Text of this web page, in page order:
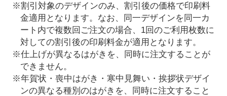
※割引対象のデザインのみ、割引後の価格で印刷料
金適用となります。なお、同一デザインを同一カ
ート内で複数回ご注文の場合、1回のご利用枚数に
対しての割引後の印刷料金が適用となります。
※仕上げが異なるはがきを、同時に注文することが
できません。
※年賀状・喪中はがき・寒中見舞い・挨拶状デザイ
ンの異なる種別のはがきを、同時に注文すること